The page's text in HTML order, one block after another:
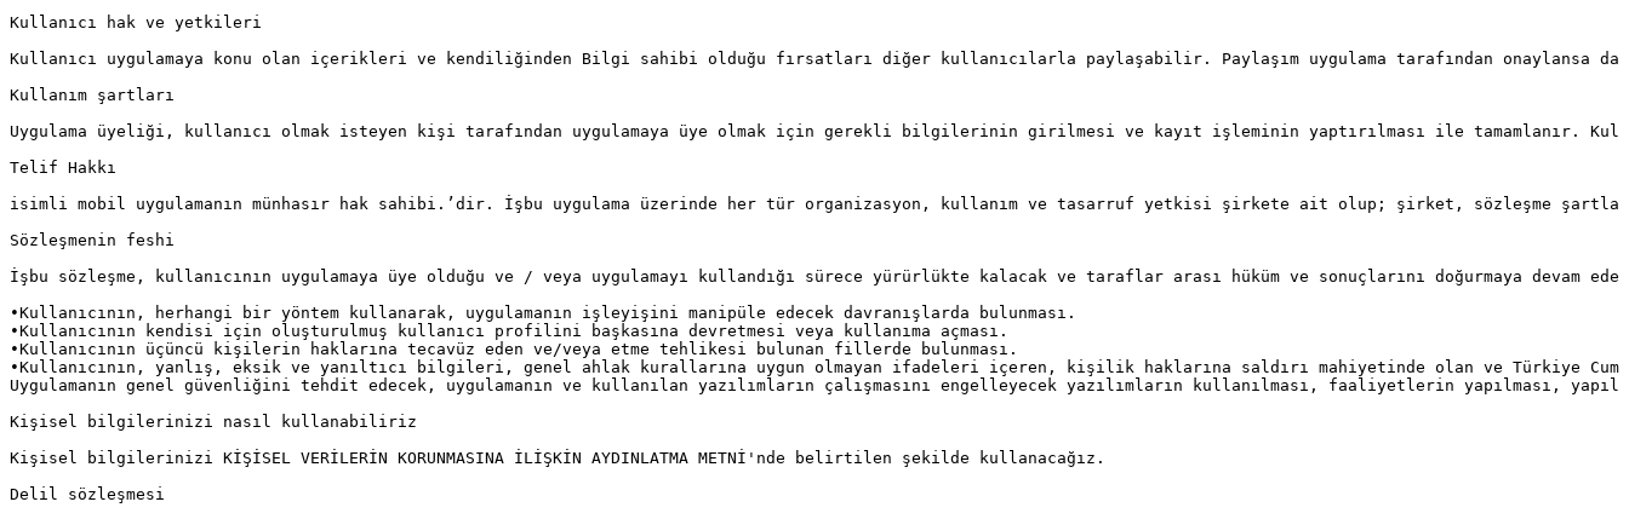
Kullanıcı hak ve yetkileri
Kullanıcı uygulamaya konu olan içerikleri ve kendiliğinden Bilgi sahibi olduğu fırsatları diğer kullanıcılarla paylaşabilir. Paylaşım uygulama tarafından onaylansa
Kullanım şartları
Uygulama üyeliği, kullanıcı olmak isteyen kişi tarafından uygulamaya üye olmak için gerekli bilgilerinin girilmesi ve kayıt işleminin yaptırılması ile tamamlanır.
Telif Hakkı
isimli mobil uygulamanın münhasır hak sahibi.’dir. İşbu uygulama üzerinde her tür organizasyon, kullanım ve tasarruf yetkisi şirkete ait olup; şirket, sözleşme
Sözleşmenin feshi
İşbu sözleşme, kullanıcının uygulamaya üye olduğu ve / veya uygulamayı kullandığı sürece yürürlükte kalacak ve taraflar arası hüküm ve sonuçlarını
•Kullanıcının, herhangi bir yöntem kullanarak, uygulamanın işleyişini manipüle edecek davranışlarda bulunması.
•Kullanıcının kendisi için oluşturulmuş kullanıcı profilini başkasına devretmesi veya kullanıma açması.
•Kullanıcının üçüncü kişilerin haklarına tecavüz eden ve/veya etme tehlikesi bulunan fillerde bulunması.
•Kullanıcının, yanlış, eksik ve yanıltıcı bilgileri, genel ahlak kurallarına uygun olmayan ifadeleri içeren, kişilik haklarına saldırı mahiyetinde olan ve Türkiye
Uygulamanın genel güvenliğini tehdit edecek, uygulamanın ve kullanılan yazılımların çalışmasını engelleyecek yazılımların kullanılması, faaliyetlerin yapılması,
Kişisel bilgilerinizi nasıl kullanabiliriz
Kişisel bilgilerinizi KİŞİSEL VERİLERİN KORUNMASINA İLİŞKİN AYDINLATMA METNİ'nde belirtilen şekilde kullanacağız.
Delil sözleşmesi